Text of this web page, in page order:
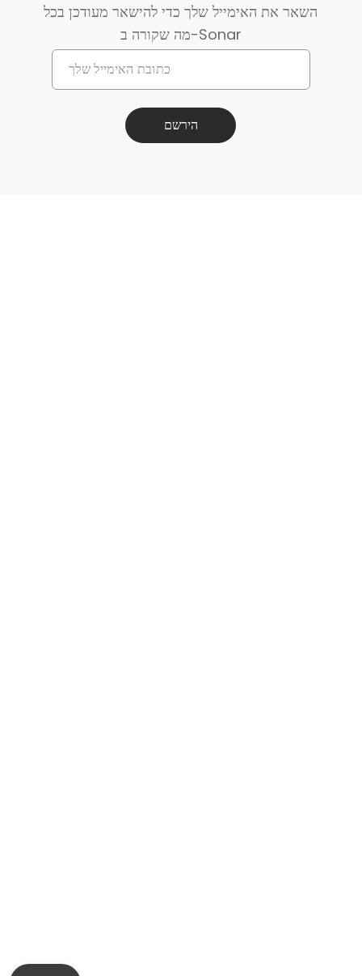
השאר את האימייל שלך כדי להישאר מעודכן בכל
מה שקורה ב-Sonar
הירשם